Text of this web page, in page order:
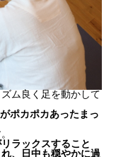
ム良く足を動かして
ポカポカあったまっ
ラックスすること
、日中も穏やかに過